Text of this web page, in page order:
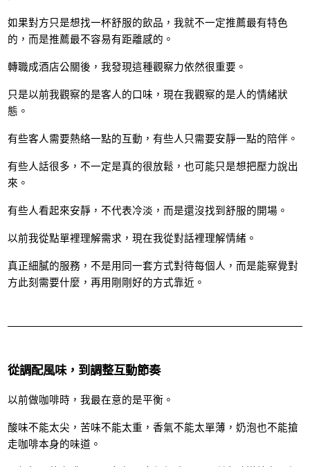
如果對方只是想找一杯舒服的飲品，我就不一定推薦最有特色
的，而是推薦最不容易有距離感的。
轉職成酒店公關後，我發現這種觀察力依然很重要。
只是以前我觀察的是客人的口味，現在我觀察的是人的情緒狀
態。
有些客人需要熱絡一點的互動，有些人只需要安靜一點的陪伴。
有些人話很多，不一定是真的很放鬆，也可能只是想把壓力說出
來。
有些人看起來安靜，不代表冷淡，而是還沒找到舒服的開場。
以前我從點單裡理解需求，現在我從對話裡理解情緒。
真正細膩的服務，不是用同一套方式對待每個人，而是能察覺對
方此刻需要什麼，再用剛剛好的方式靠近。
從調配風味，到調整互動節奏
以前做咖啡時，我最在意的是平衡。
酸味不能太尖，苦味不能太重，香氣不能太單薄，奶泡也不能搶
走咖啡本身的味道。